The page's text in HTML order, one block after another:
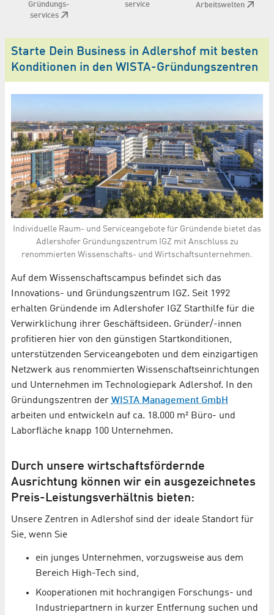
Gründungs­
services
service
Arbeitswelten
Starte Dein Business in Adlershof mit besten
Konditionen in den WISTA-Gründungszentren
Individuelle Raum- und Serviceangebote für Gründende bietet das
Adlershofer Gründungszentrum IGZ mit Anschluss zu
renommierten Wissenschafts- und Wirtschaftsunternehmen.
Auf dem Wissenschaftscampus befindet sich das
Innovations- und Gründungszentrum IGZ. Seit 1992
erhalten Gründende im Adlershofer IGZ Starthilfe für die
Verwirklichung ihrer Geschäftsideen. Gründer/-innen
profitieren hier von den günstigen Startkonditionen,
unterstützenden Serviceangeboten und dem einzigartigen
Netzwerk aus renommierten Wissenschafts­einrichtungen
und Unternehmen im Technologiepark Adlershof. In den
Gründungszentren der WISTA Management GmbH
arbeiten und entwickeln auf ca. 18.000 m² Büro- und
Laborfläche knapp 100 Unternehmen.
Durch unsere wirtschaftsfördernde
Ausrichtung können wir ein ausgezeichnetes
Preis-Leistungsverhältnis bieten:
Unsere Zentren in Adlershof sind der ideale Standort für
Sie, wenn Sie
ein junges Unternehmen, vorzugsweise aus dem
Bereich High-Tech sind,
Kooperationen mit hochrangigen Forschungs- und
Industriepartnern in kurzer Entfernung suchen und